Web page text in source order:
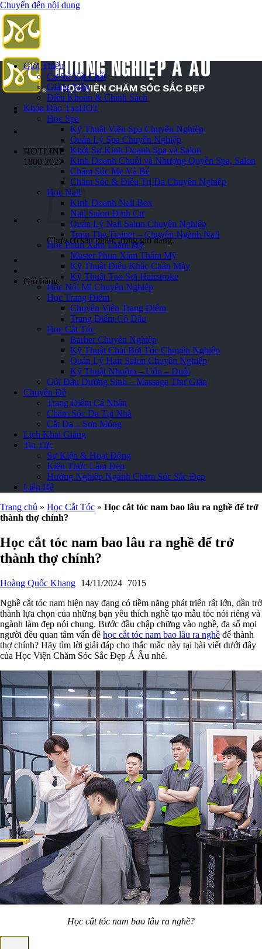
Chuyển đến nội dung
HOTLINE
1800 2027
Chưa có sản phẩm trong giỏ hàng.
Giỏ hàng
Giới Thiệu
Cơ Sở Vật Chất
Giảng Viên
Điều Khoản & Chính Sách
Khóa Đào TạoHOT
Học Spa
Kỹ Thuật Viên Spa Chuyên Nghiệp
Quản Lý Spa Chuyên Nghiệp
Khởi Sự Kinh Doanh Spa và Salon
Kinh Doanh Chuỗi và Nhượng Quyền Spa, Salon
Chăm Sóc Mẹ Và Bé
Chăm Sóc & Điều Trị Da Chuyên Nghiệp
Học Nail
Kinh Doanh Nail Box
Nail Salon Định Cư
Quản Lý Nail Salon Chuyên Nghiệp
Train The Trainer – Chuyên Ngành Nail
Học Phun Xăm Thẩm Mỹ
Master Phun Xăm Thẩm Mỹ
Kỹ Thuật Điêu Khắc Chân Mày
Kỹ Thuật Tạo Sợi Hairstroke
Học Nối Mi Chuyên Nghiệp
Học Trang Điểm
Chuyên Viên Trang Điểm
Trang Điểm Cô Dâu
Học Cắt Tóc
Barber Chuyên Nghiệp
Kỹ Thuật Chải Bới Tóc Chuyên Nghiệp
Quản Lý Hair Salon Chuyên Nghiệp
Kỹ Thuật Nhuộm – Uốn – Duỗi
Gội Đầu Dưỡng Sinh – Massage Thư Giãn
Chuyên Đề
Trang Điểm Cá Nhân
Chăm Sóc Da Tại Nhà
Cắt Da – Sơn Móng
Lịch Khai Giảng
Tin Tức
Sự Kiện & Hoạt Động
Kiến Thức Làm Đẹp
Hướng Nghiệp Ngành Chăm Sóc Sắc Đẹp
Liên Hệ
Trang chủ » Học Cắt Tóc » Học cắt tóc nam bao lâu ra nghề để trở
thành thợ chính?
Học cắt tóc nam bao lâu ra nghề để trở
thành thợ chính?
Hoàng Quốc Khang 14/11/2024 7015
Nghề cắt tóc nam hiện nay đang có tiềm năng phát triển rất lớn, dần trở
thành lựa chọn của những bạn yêu thích nghề tạo mẫu tóc nói riêng và
ngành làm đẹp nói chung. Bước đầu chập chững vào nghề, đa số mọi
người đều quan tâm vấn đề học cắt tóc nam bao lâu ra nghề để thành
thợ chính? Hãy tìm lời giải đáp cho thắc mắc này tại bài viết dưới đây
của Học Viện Chăm Sóc Sắc Đẹp Á Âu nhé.
Học cắt tóc nam bao lâu ra nghề?